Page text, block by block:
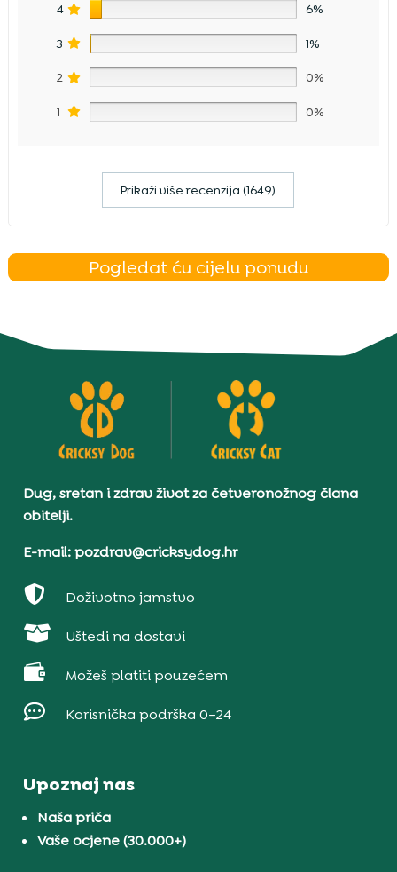
4 6%
3 1%
2 0%
1 0%
Prikaži više recenzija (1649)
Pogledat ću cijelu ponudu
Dug, sretan i zdrav život za četveronožnog člana
obitelji.
E-mail: pozdrav@cricksydog.hr
 Doživotno jamstvo
 Uštedi na dostavi
 Možeš platiti pouzećem
 Korisnička podrška 0–24
Upoznaj nas
Naša priča
Vaše ocjene (30.000+)